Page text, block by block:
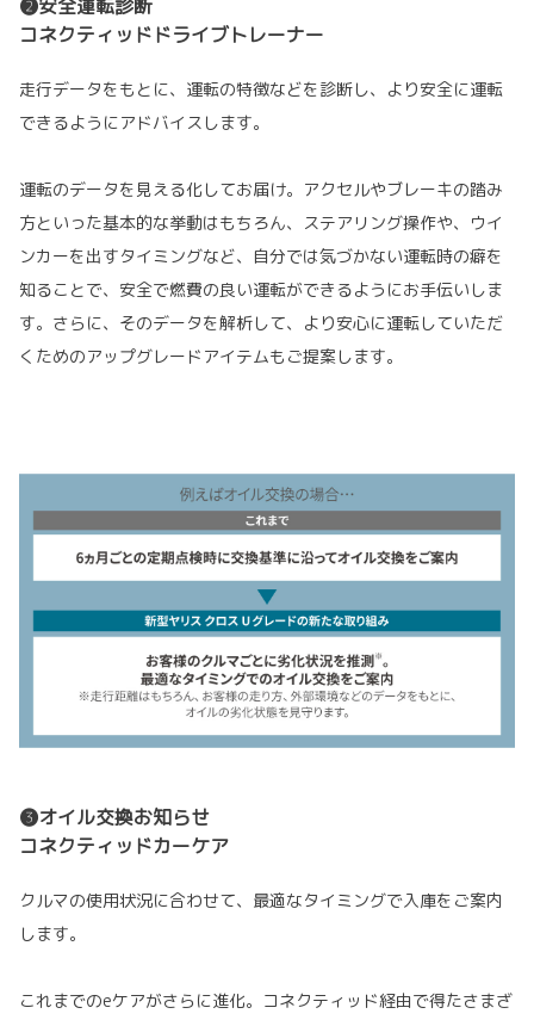
❷安全運転診断
コネクティッドドライブトレーナー
走行データをもとに、運転の特徴などを診断し、より安全に運転
できるようにアドバイスします。
運転のデータを見える化してお届け。アクセルやブレーキの踏み
方といった基本的な挙動はもちろん、ステアリング操作や、ウイ
ンカーを出すタイミングなど、自分では気づかない運転時の癖を
知ることで、安全で燃費の良い運転ができるようにお手伝いしま
す。さらに、そのデータを解析して、より安心に運転していただ
くためのアップグレードアイテムもご提案します。
❸オイル交換お知らせ
コネクティッドカーケア
クルマの使用状況に合わせて、最適なタイミングで入庫をご案内
します。
これまでのeケアがさらに進化。コネクティッド経由で得たさまざ